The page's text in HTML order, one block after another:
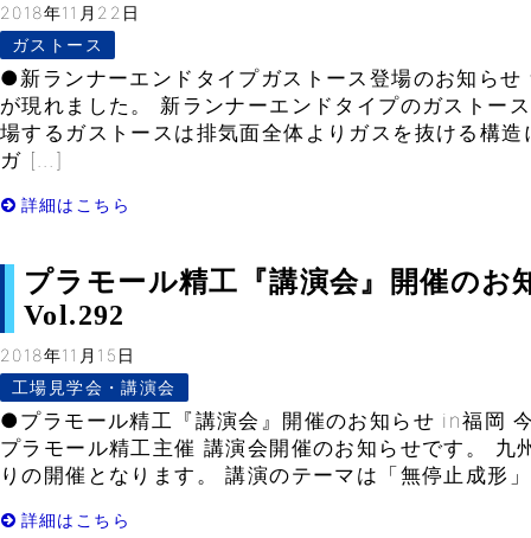
2018年11月22日
ガストース
●新ランナーエンドタイプガストース登場のお知らせ
が現れました。 新ランナーエンドタイプのガストー
場するガストースは排気面全体よりガスを抜ける構
ガ […]
詳細はこちら
プラモール精工『講演会』開催のお
Vol.292
2018年11月15日
工場見学会・講演会
●プラモール精工『講演会』開催のお知らせ in福岡
プラモール精工主催 講演会開催のお知らせです。 九
りの開催となります。 講演のテーマは「無停止成形
詳細はこちら